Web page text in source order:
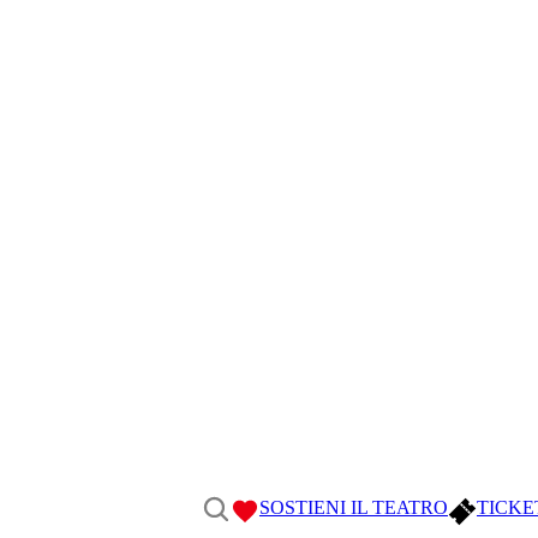
SOSTIENI IL TEATRO